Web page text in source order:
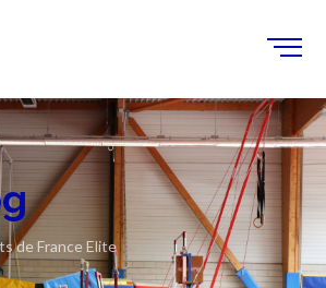
de France Elite